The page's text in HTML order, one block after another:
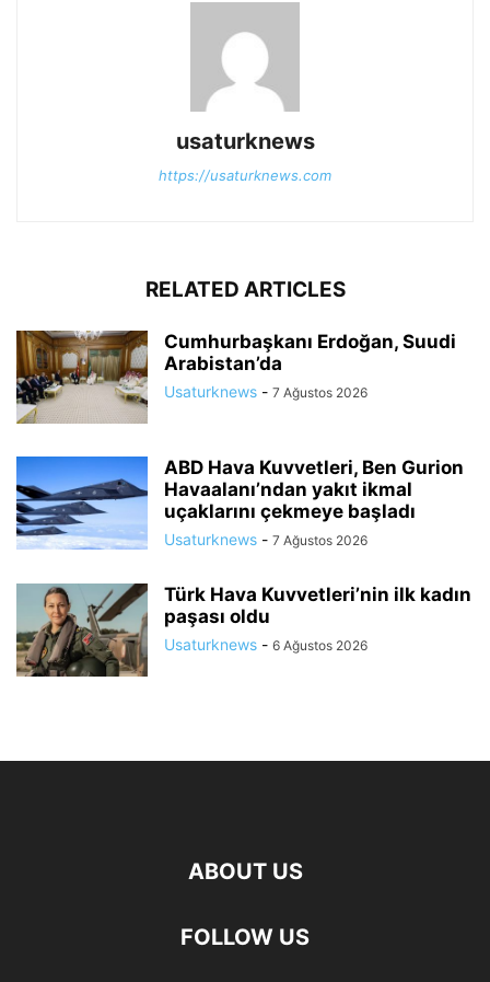
usaturknews
https://usaturknews.com
RELATED ARTICLES
Cumhurbaşkanı Erdoğan, Suudi
Arabistan’da
Usaturknews - 7 Ağustos 2026
ABD Hava Kuvvetleri, Ben Gurion
Havaalanı’ndan yakıt ikmal
uçaklarını çekmeye başladı
Usaturknews - 7 Ağustos 2026
Türk Hava Kuvvetleri’nin ilk kadın
paşası oldu
Usaturknews - 6 Ağustos 2026
ABOUT US
FOLLOW US